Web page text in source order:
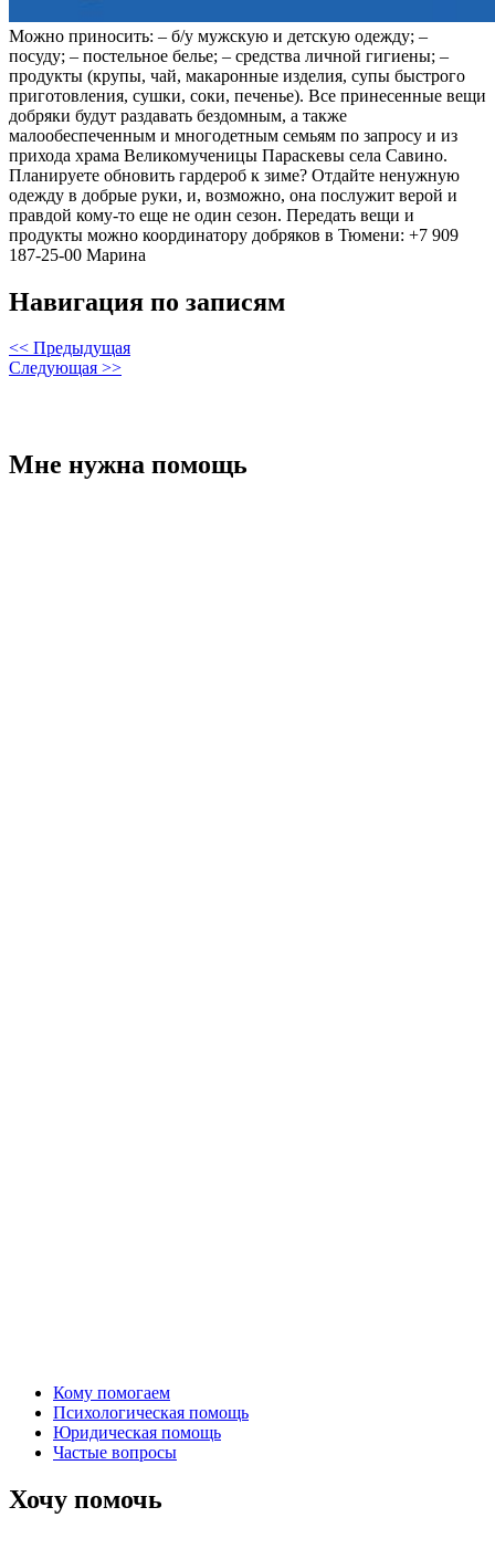
Можно приносить: – б/у мужскую и детскую одежду; –
посуду; – постельное белье; – средства личной гигиены; –
продукты (крупы, чай, макаронные изделия, супы быстрого
приготовления, сушки, соки, печенье). Все принесенные вещи
добряки будут раздавать бездомным, а также
малообеспеченным и многодетным семьям по запросу и из
прихода храма Великомученицы Параскевы села Савино.
Планируете обновить гардероб к зиме? Отдайте ненужную
одежду в добрые руки, и, возможно, она послужит верой и
правдой кому-то еще не один сезон. Передать вещи и
продукты можно координатору добряков в Тюмени: +7 909
187-25-00 Марина
Навигация по записям
<< Предыдущая
Следующая >>
Мне нужна помощь
Кому помогаем
Психологическая помощь
Юридическая помощь
Частые вопросы
Хочу помочь